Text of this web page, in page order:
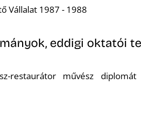
Vállalat 1987 - 1988
eddigi oktatói
restaurátor művész